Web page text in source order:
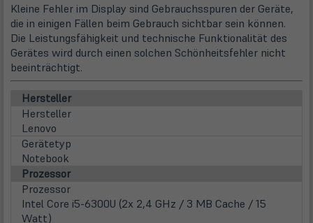
Kleine Fehler im Display sind Gebrauchsspuren der Geräte,
die in einigen Fällen beim Gebrauch sichtbar sein können.
Die Leistungsfähigkeit und technische Funktionalität des
Gerätes wird durch einen solchen Schönheitsfehler nicht
beeinträchtigt.
Hersteller
Hersteller
Lenovo
Gerätetyp
Notebook
Prozessor
Prozessor
Intel Core i5-6300U (2x 2,4 GHz / 3 MB Cache / 15
Watt)